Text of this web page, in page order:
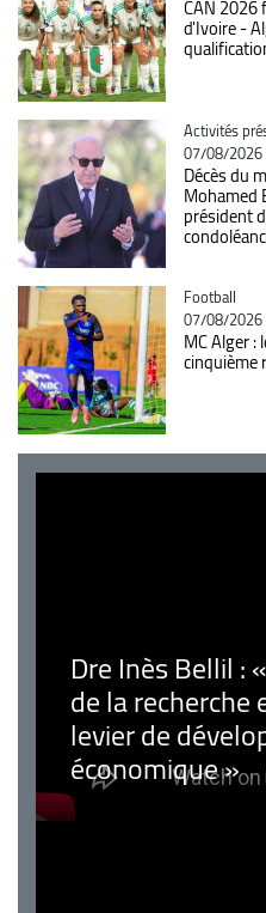
CAN 2026
d'Ivoire -
Catégorie
Activités
07/08/
Décès du
Mohamed
président
Catégorie
Football
07/08/2026
MC Alger
cinquième
Dre Inès Bellil :
de la
levier de
économique »